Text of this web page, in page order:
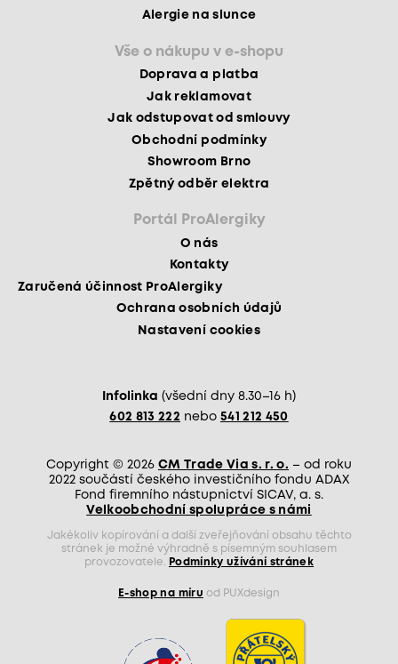
Alergie na slunce
Vše o nákupu v e-shopu
Doprava a platba
Jak reklamovat
Jak odstupovat od smlouvy
Obchodní podmínky
Showroom Brno
Zpětný odběr elektra
Portál ProAlergiky
O nás
Kontakty
Zaručená účinnost ProAlergiky
Ochrana osobních údajů
Nastavení cookies
Infolinka (všední dny 8.30–16 h)
602 813 222 nebo 541 212 450
Copyright © 2026 CM Trade Via s. r. o. – od roku
2022 součástí českého investičního fondu ADAX
Fond firemního nástupnictví SICAV, a. s.
Velkoobchodní spolupráce s námi
Jakékoliv kopírování a další zveřejňování obsahu těchto
stránek je možné výhradně s písemným souhlasem
provozovatele.
Podmínky užívání stránek
E-shop na míru od PUXdesign